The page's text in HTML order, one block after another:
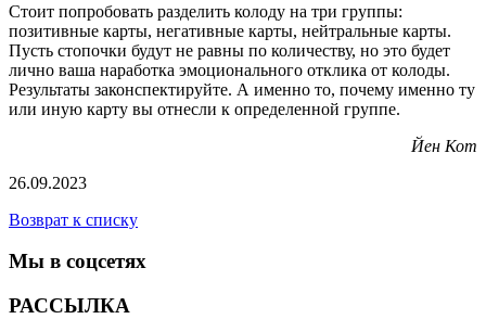
Стоит попробовать разделить колоду на три группы:
позитивные карты, негативные карты, нейтральные карты.
Пусть стопочки будут не равны по количеству, но это будет
лично ваша наработка эмоционального отклика от колоды.
Результаты законспектируйте. А именно то, почему именно ту
или иную карту вы отнесли к определенной группе.
Йен Кот
26.09.2023
Возврат к списку
Мы в соцсетях
РАССЫЛКА